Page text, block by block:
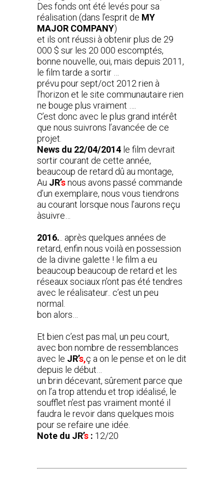
Des fonds ont été levés pour sa
réalisation (dans l’esprit de MY
MAJOR COMPANY)
et ils ont réussi à obtenir plus de 29
000 $ sur les 20 000 escomptés,
bonne nouvelle, oui, mais depuis 2011,
le film tarde a sortir …
prévu pour sept/oct 2012 rien à
l’horizon et le site communautaire rien
ne bouge plus vraiment ….
C’est donc avec le plus grand intérêt
que nous suivrons l’avancée de ce
projet.
News du 22/04/2014 le film devrait
sortir courant de cette année,
beaucoup de retard dû au montage,
Au JR’snous avons passé commande
d’un exemplaire, nous vous tiendrons
au courant lorsque nous l’aurons reçu
àsuivre…
2016. .. après quelques années de
retard, enfin nous voilà en possession
de la divine galette ! le film a eu
beaucoup beaucoup de retard et les
réseaux sociaux n’ont pas été tendres
avec le réalisateur.. c’est un peu
normal.
bon alors…
Et bien c’est pas mal, un peu court,
avec bon nombre de ressemblances
avec le JR’s,ç a on le pense et on le dit
depuis le début…
un brin décevant, sûrement parce que
on l’a trop attendu et trop idéalisé, le
soufflet n’est pas vraiment monté il
faudra le revoir dans quelques mois
pour se refaire une idée.
Note du JR’s : 12/20